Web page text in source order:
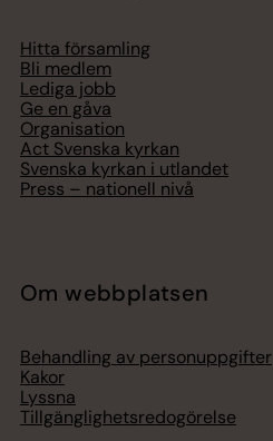
Hitta församling
Bli medlem
Lediga jobb
Ge en gåva
Organisation
Act Svenska kyrkan
Svenska kyrkan i utlandet
Press – nationell nivå
Om webbplatsen
Behandling av personuppgifter
Kakor
Lyssna
Tillgänglighetsredogörelse